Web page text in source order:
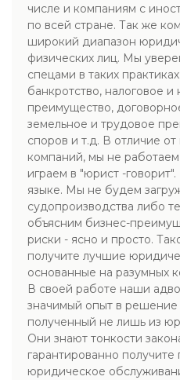
числе и компаниям с
по всей стране. Так же
широкий диапазон
физических лиц. Мы
спецами в таких
банкротство, налоговое и
преимущество,
земельное и трудовое
споров и т.д. В отличие
компаний, мы не
играем в "юрист -
языке. Мы не будем
судопроизводства либо
объясним бизнес-
риски - ясно и просто.
получите лучшие
основанные на разумных
В своей работе наши
значимый опыт в решение
полученный не лишь из
Они знают тонкости
гарантированно получите
юридическое